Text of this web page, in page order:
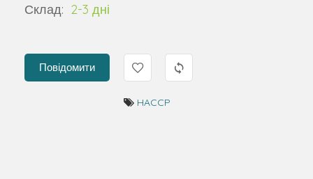
Склад: 2-3 дні
Повідомити
HACCP